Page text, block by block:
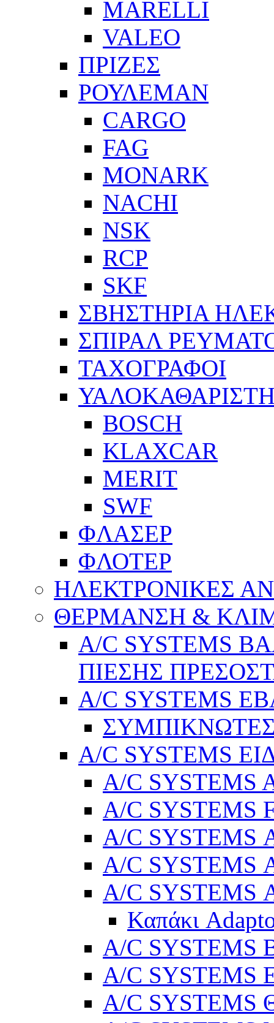
MARELLI
VALEO
ΠΡΙΖΕΣ
ΡΟΥΛΕΜΑΝ
CARGO
FAG
MONARK
NACHI
NSK
RCP
SKF
ΣΒΗΣΤΗΡΙΑ
ΣΠΙΡΑΛ
ΤΑΧΟΓΡΑΦΟΙ
BOSCH
KLAXCAR
MERIT
SWF
ΦΛΑΣΕΡ
ΦΛΟΤΕΡ
ΗΛΕΚΤΡΟΝΙΚΕΣ
ΘΕΡΜΑΝΣΗ &
A/C SYSTEMS
ΠΙΕΣΗΣ
A/C SYSTEMS
A/C SYSTEMS
A/C SYSTEMS
A/C SYSTEMS
A/C SYSTEMS
A/C SYSTEMS
A/C SYSTEMS
Καπάκι
A/C SYSTEMS
A/C SYSTEMS
A/C SYSTEMS